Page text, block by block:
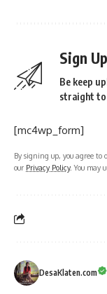
Sign
Be keep
straight
[mc4wp_form]
By signing up, you agree to
our Privacy Policy. You may
DesaKlaten.com